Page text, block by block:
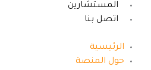
المستشارين
اتصل بنا
الرئيسية
حول المنصة